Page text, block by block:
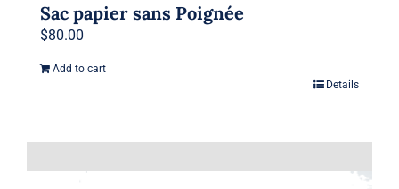
Sac papier sans Poignée
$80.00
Add to cart
Details